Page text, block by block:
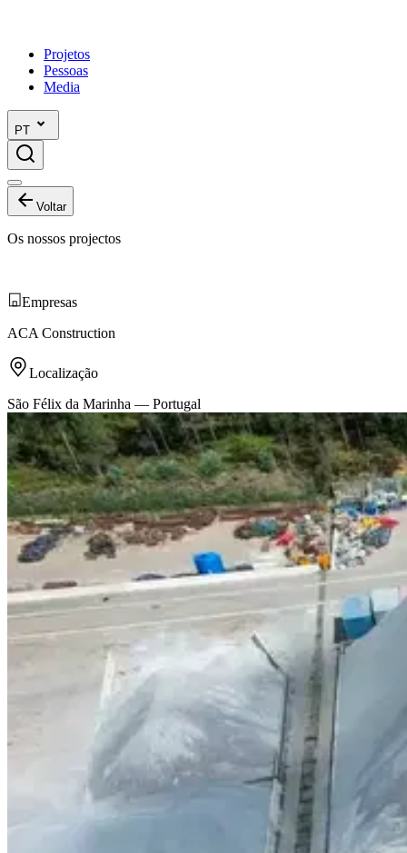
Projetos
Pessoas
Media
PT
Voltar
Os nossos projectos
Empresas
ACA Construction
Localização
São Félix da Marinha — Portugal